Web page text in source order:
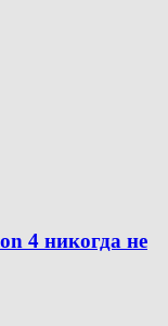
4 никогда не